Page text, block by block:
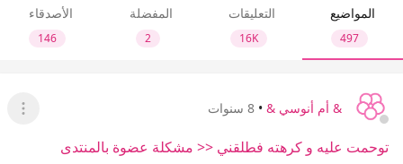
المواضيع
497
التعليقات
16K
المفضلة
2
الأصدقاء
146
& أم أنوسي & • 8 سنوات
عرض
توحمت عليه و كرهته فطلقني << مشكلة عضوة بالمنتدى